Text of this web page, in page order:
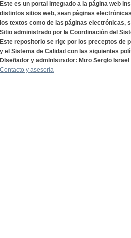
Este es un portal integrado a la página web
distintos sitios web, sean páginas
los textos como de las páginas
Sitio administrado por la Coordinación del
Este repositorio se rige por los preceptos de
y el Sistema de Calidad con las siguientes
Diseñador y administrador: Mtro Sergio Israel
Contacto y asesoría